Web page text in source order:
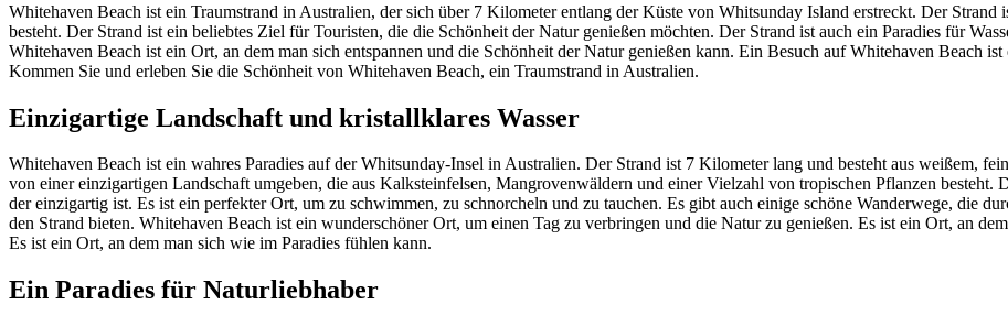
Whitehaven Beach ist ein Traumstrand in Australien, der sich über 7 Kilometer entlang der Küste von Whitsunday Island erstreckt. Der Strand
besteht. Der Strand ist ein beliebtes Ziel für Touristen, die die Schönheit der Natur genießen möchten. Der Strand ist auch ein Paradies für
Whitehaven Beach ist ein Ort, an dem man sich entspannen und die Schönheit der Natur genießen kann. Ein Besuch auf Whitehaven Beach
Kommen Sie und erleben Sie die Schönheit von Whitehaven Beach, ein Traumstrand in Australien.
Einzigartige Landschaft und kristallklares Wasser
Whitehaven Beach ist ein wahres Paradies auf der Whitsunday-Insel in Australien. Der Strand ist 7 Kilometer lang und besteht aus weißem,
von einer einzigartigen Landschaft umgeben, die aus Kalksteinfelsen, Mangrovenwäldern und einer Vielzahl von tropischen Pflanzen besteht.
der einzigartig ist. Es ist ein perfekter Ort, um zu schwimmen, zu schnorcheln und zu tauchen. Es gibt auch einige schöne Wanderwege, die
den Strand bieten. Whitehaven Beach ist ein wunderschöner Ort, um einen Tag zu verbringen und die Natur zu genießen. Es ist ein Ort, an
Es ist ein Ort, an dem man sich wie im Paradies fühlen kann.
Ein Paradies für Naturliebhaber